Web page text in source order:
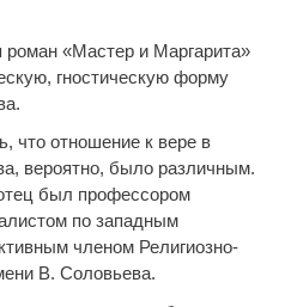
роман «Мастер и Маргарита»
гностическую форму
что отношение к вере в
вероятно, было различным.
был профессором
по западным
членом Религиозно-
В. Соловьева.